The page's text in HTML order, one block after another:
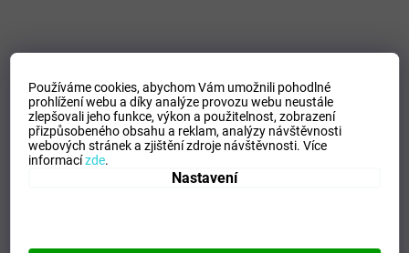
Používáme cookies, abychom Vám umožnili pohodlné
prohlížení webu a díky analýze provozu webu neustále
zlepšovali jeho funkce, výkon a použitelnost,zobrazení
přizpůsobeného obsahu a reklam, analýzy návštěvnosti
webových stránek a zjištění zdroje návštěvnosti.Více
informacízde.
Nastavení
Doplňkové parametry
Dětské bundy